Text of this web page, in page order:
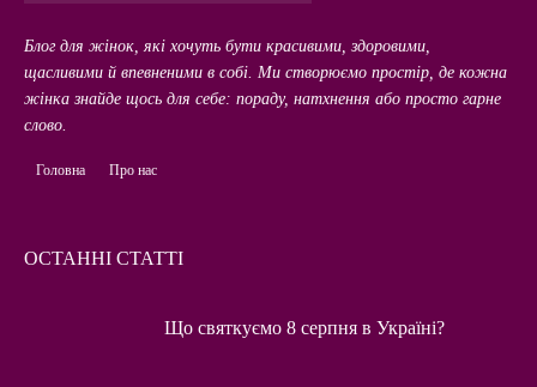
Блог для жінок, які хочуть бути красивими, здоровими,
щасливими й впевненими в собі. Ми створюємо простір, де кожна
жінка знайде щось для себе: пораду, натхнення або просто гарне
слово.
Головна Про нас
ОСТАННІ СТАТТІ
Що святкуємо 8 серпня в Україні?